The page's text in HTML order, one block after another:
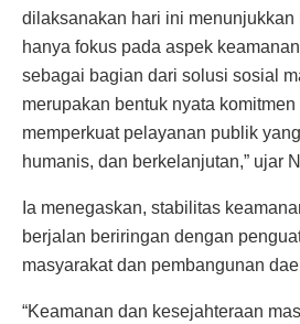
dilaksanakan hari ini
hanya fokus pada aspek
sebagai bagian dari solusi sosial
merupakan bentuk nyata
memperkuat pelayanan publik
humanis, dan berkelanjutan,” ujar
Ia menegaskan, stabilitas
berjalan beriringan dengan
masyarakat dan pembangunan
“Keamanan dan kesejahteraan